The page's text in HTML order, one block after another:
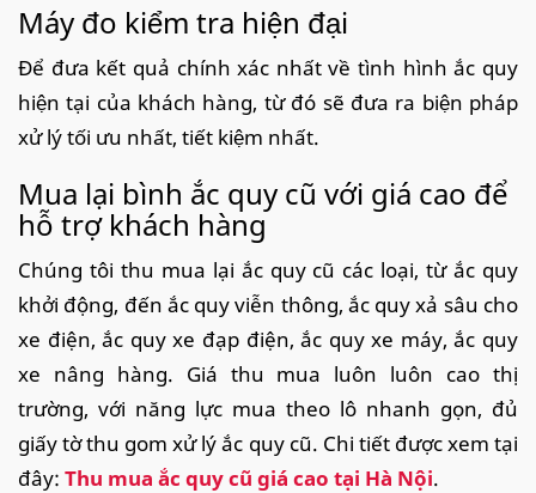
Máy đo kiểm tra hiện đại
Để đưa kết quả chính xác nhất về tình hình ắc quy
hiện tại của khách hàng, từ đó sẽ đưa ra biện pháp
xử lý tối ưu nhất, tiết kiệm nhất.
Mua lại bình ắc quy cũ với giá cao để
hỗ trợ khách hàng
Chúng tôi thu mua lại ắc quy cũ các loại, từ ắc quy
khởi động, đến ắc quy viễn thông, ắc quy xả sâu cho
xe điện, ắc quy xe đạp điện, ắc quy xe máy, ắc quy
xe nâng hàng. Giá thu mua luôn luôn cao thị
trường, với năng lực mua theo lô nhanh gọn, đủ
giấy tờ thu gom xử lý ắc quy cũ. Chi tiết được xem tại
đây: Thu mua ắc quy cũ giá cao tại Hà Nội.